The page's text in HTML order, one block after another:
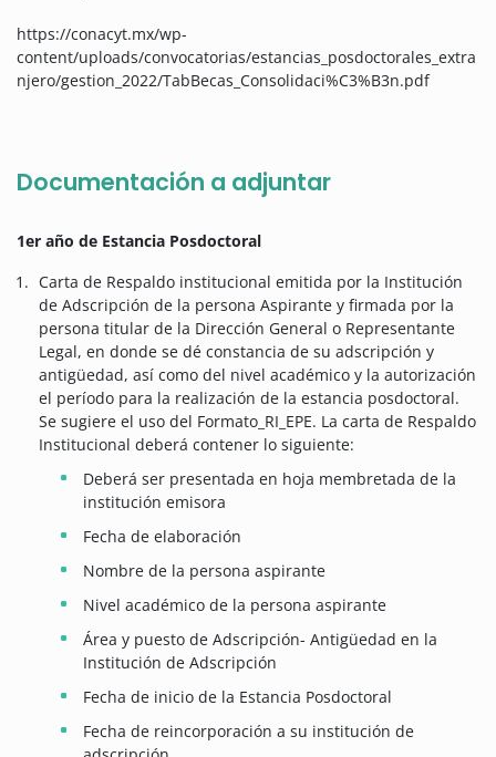
https://conacyt.mx/wp-
content/uploads/convocatorias/estancias_posdoctorales_extra
njero/gestion_2022/TabBecas_Consolidaci%C3%B3n.pdf
Documentación a adjuntar
1er año de Estancia Posdoctoral
Carta de Respaldo institucional emitida por la Institución
de Adscripción de la persona Aspirante y firmada por la
persona titular de la Dirección General o Representante
Legal, en donde se dé constancia de su adscripción y
antigüedad, así como del nivel académico y la autorización
el período para la realización de la estancia posdoctoral.
Se sugiere el uso del Formato_RI_EPE. La carta de Respaldo
Institucional deberá contener lo siguiente:
Deberá ser presentada en hoja membretada de la
institución emisora
Fecha de elaboración
Nombre de la persona aspirante
Nivel académico de la persona aspirante
Área y puesto de Adscripción- Antigüedad en la
Institución de Adscripción
Fecha de inicio de la Estancia Posdoctoral
Fecha de reincorporación a su institución de